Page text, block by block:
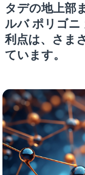
タデの地上部
ルバ ポリゴニ
利点は、さま
ています。